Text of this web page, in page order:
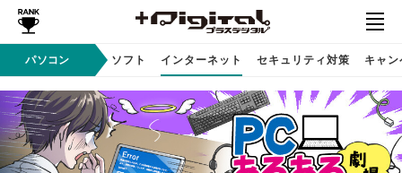
パソコン
AI PC 周辺機器 ソフト インターネット セキュリティ対策 キャ